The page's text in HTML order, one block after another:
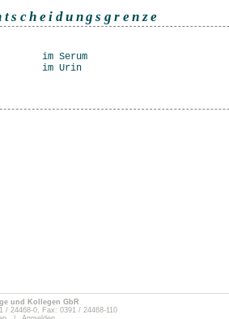
im Serum
im Urin
und Kollegen GbR
/ 24468-0, Fax: 0391 / 24468-110